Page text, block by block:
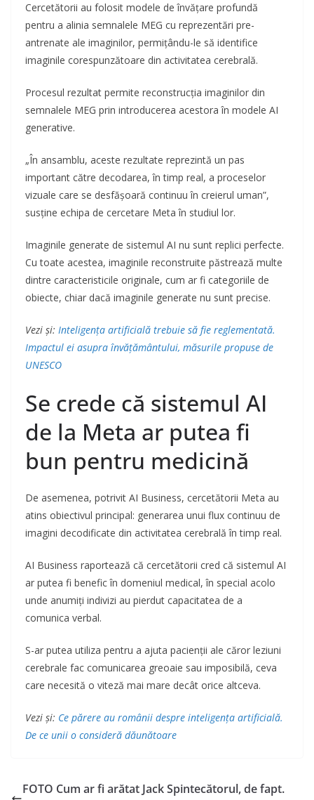
Cercetătorii au folosit modele de învățare profundă
pentru a alinia semnalele MEG cu reprezentări pre-
antrenate ale imaginilor, permițându-le să identifice
imaginile corespunzătoare din activitatea cerebrală.
Procesul rezultat permite reconstrucția imaginilor din
semnalele MEG prin introducerea acestora în modele AI
generative.
„În ansamblu, aceste rezultate reprezintă un pas
important către decodarea, în timp real, a proceselor
vizuale care se desfășoară continuu în creierul uman”,
susține echipa de cercetare Meta în studiul lor.
Imaginile generate de sistemul AI nu sunt replici perfecte.
Cu toate acestea, imaginile reconstruite păstrează multe
dintre caracteristicile originale, cum ar fi categoriile de
obiecte, chiar dacă imaginile generate nu sunt precise.
Vezi și: Inteligența artificială trebuie să fie reglementată.
Impactul ei asupra învățământului, măsurile propuse de
UNESCO
Se crede că sistemul AI
de la Meta ar putea fi
bun pentru medicină
De asemenea, potrivit AI Business, cercetătorii Meta au
atins obiectivul principal: generarea unui flux continuu de
imagini decodificate din activitatea cerebrală în timp real.
AI Business raportează că cercetătorii cred că sistemul AI
ar putea fi benefic în domeniul medical, în special acolo
unde anumiți indivizi au pierdut capacitatea de a
comunica verbal.
S-ar putea utiliza pentru a ajuta pacienții ale căror leziuni
cerebrale fac comunicarea greoaie sau imposibilă, ceva
care necesită o viteză mai mare decât orice altceva.
Vezi și: Ce părere au românii despre inteligența artificială.
De ce unii o consideră dăunătoare
FOTO Cum ar fi arătat Jack Spintecătorul, de fapt.